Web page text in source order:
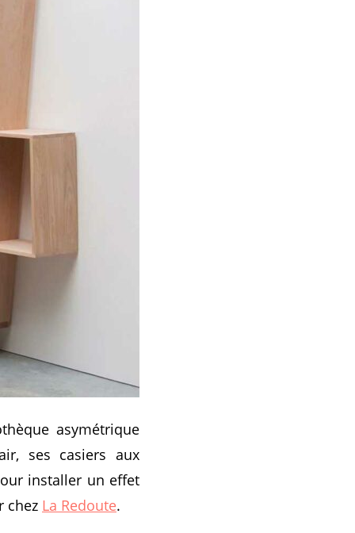
asymétrique
ses casiers aux
installer un effet
chez La Redoute.